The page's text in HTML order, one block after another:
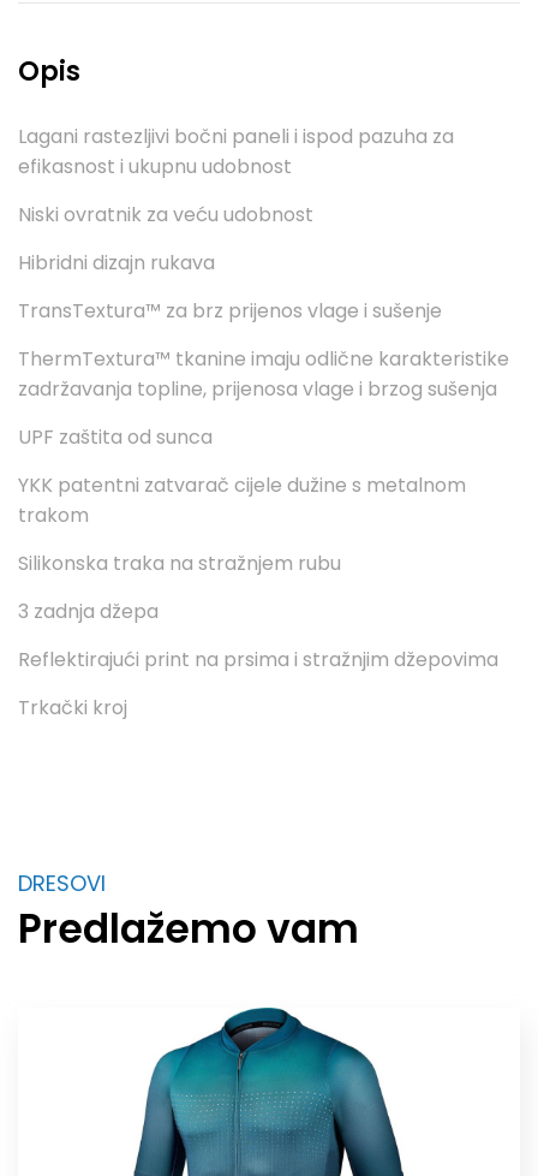
Opis
Lagani rastezljivi bočni paneli i ispod pazuha za
efikasnost i ukupnu udobnost
Niski ovratnik za veću udobnost
Hibridni dizajn rukava
TransTextura™ za brz prijenos vlage i sušenje
ThermTextura™ tkanine imaju odlične karakteristike
zadržavanja topline, prijenosa vlage i brzog sušenja
UPF zaštita od sunca
YKK patentni zatvarač cijele dužine s metalnom
trakom
Silikonska traka na stražnjem rubu
3 zadnja džepa
Reflektirajući print na prsima i stražnjim džepovima
Trkački kroj
DRESOVI
Predlažemo vam